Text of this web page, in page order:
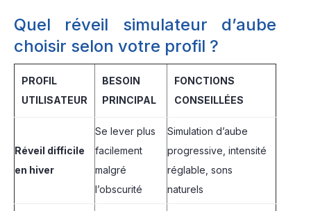
Quel réveil simulateur d’aube
choisir selon votre profil ?
PROFIL
UTILISATEUR
BESOIN
PRINCIPAL
FONCTIONS
CONSEILLÉES
Réveil difficile
en hiver
Se lever plus
facilement
malgré
l’obscurité
Simulation d’aube
progressive, intensité
réglable, sons
naturels